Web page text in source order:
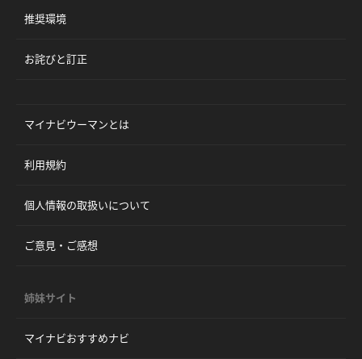
推奨環境
お詫びと訂正
マイナビウーマンとは
利用規約
個人情報の取扱いについて
ご意見・ご感想
姉妹サイト
マイナビおすすめナビ